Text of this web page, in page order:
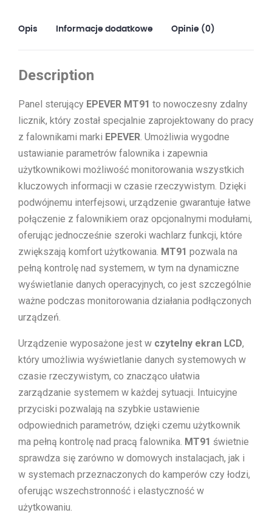
Opis Informacje dodatkowe Opinie (0)
Description
Panel sterujący EPEVER MT91 to nowoczesny zdalny
licznik, który został specjalnie zaprojektowany do pracy
z falownikami marki EPEVER. Umożliwia wygodne
ustawianie parametrów falownika i zapewnia
użytkownikowi możliwość monitorowania wszystkich
kluczowych informacji w czasie rzeczywistym. Dzięki
podwójnemu interfejsowi, urządzenie gwarantuje łatwe
połączenie z falownikiem oraz opcjonalnymi modułami,
oferując jednocześnie szeroki wachlarz funkcji, które
zwiększają komfort użytkowania. MT91 pozwala na
pełną kontrolę nad systemem, w tym na dynamiczne
wyświetlanie danych operacyjnych, co jest szczególnie
ważne podczas monitorowania działania podłączonych
urządzeń.
Urządzenie wyposażone jest w czytelny ekran LCD,
który umożliwia wyświetlanie danych systemowych w
czasie rzeczywistym, co znacząco ułatwia
zarządzanie systemem w każdej sytuacji. Intuicyjne
przyciski pozwalają na szybkie ustawienie
odpowiednich parametrów, dzięki czemu użytkownik
ma pełną kontrolę nad pracą falownika. MT91 świetnie
sprawdza się zarówno w domowych instalacjach, jak i
w systemach przeznaczonych do kamperów czy łodzi,
oferując wszechstronność i elastyczność w
użytkowaniu.